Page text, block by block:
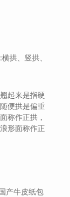
拱、竖拱、
起来是指硬
便拱是偏重
称作正拱，
形面称作正
产牛皮纸包